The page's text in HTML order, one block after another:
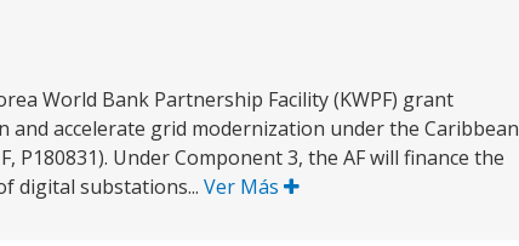
World Bank Partnership Facility (KWPF) grant
and accelerate grid modernization under the Caribbean
P180831). Under Component 3, the AF will finance the
digital substations... Ver Más